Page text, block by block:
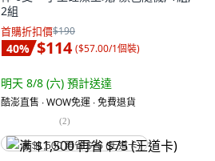
2組
首購折扣價$190
40% $114 ($57.00/1個裝)
明天 8/8 (六) 預計送達
酷澎直售 ∙ WOW免運 ∙ 免費退貨
(2)
满 $1,500 再省 $75 (王道卡)